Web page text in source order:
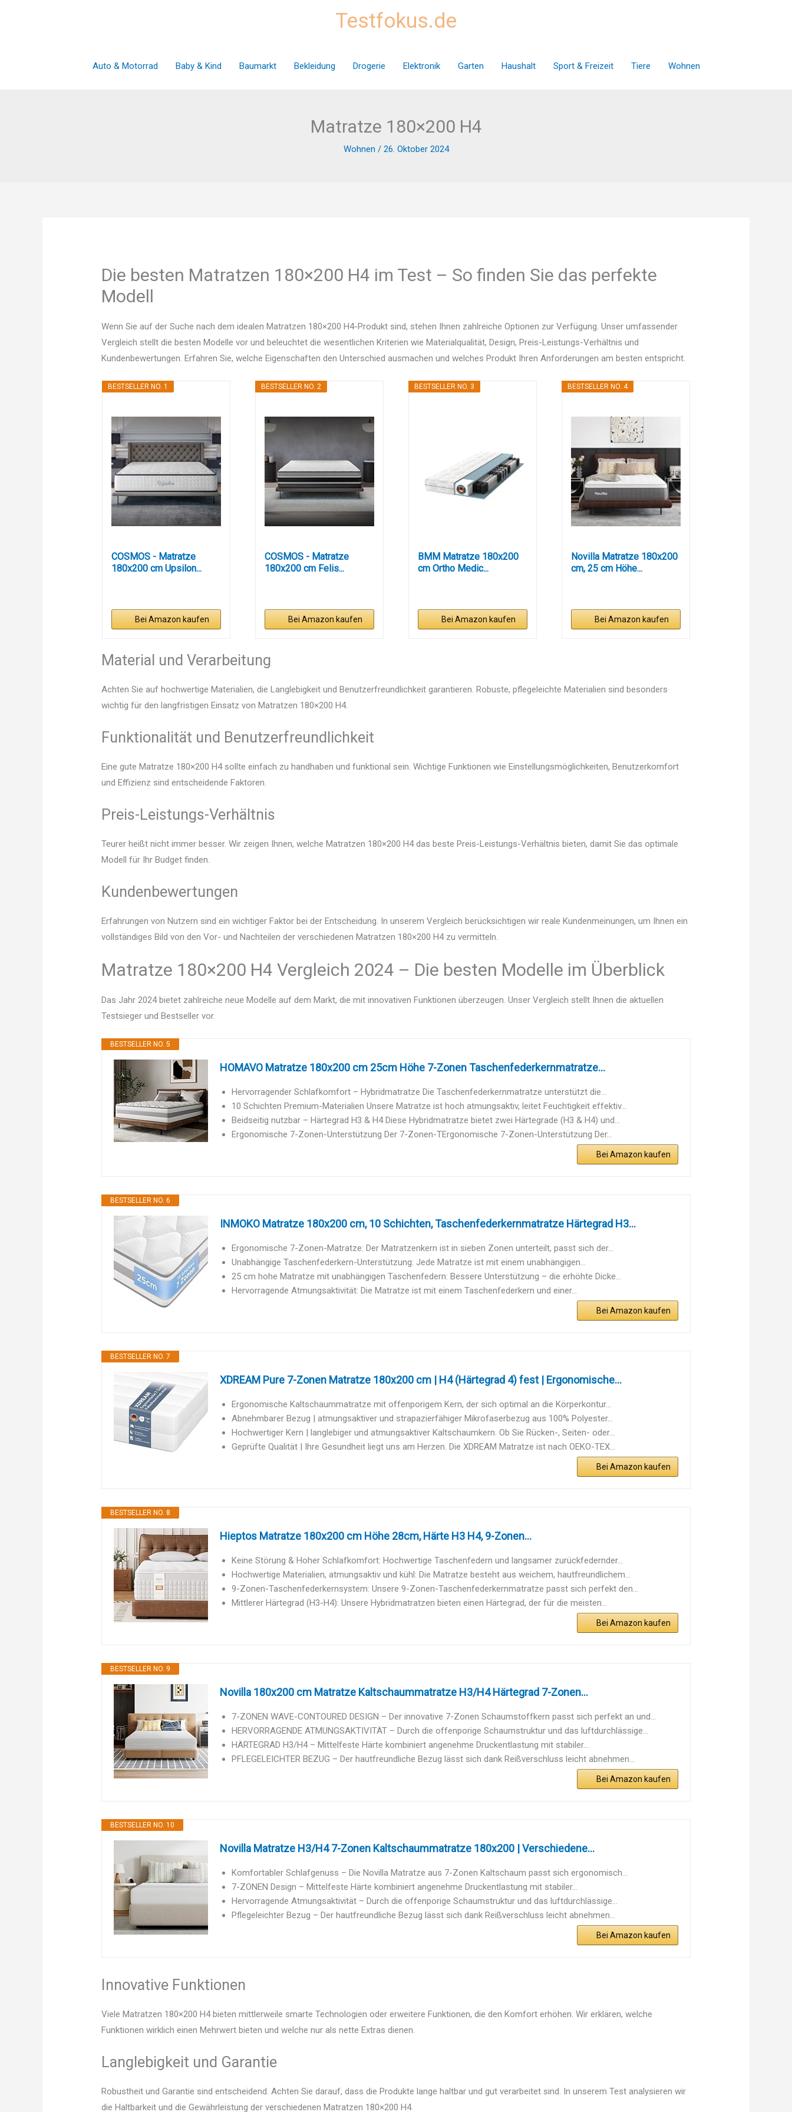
Testfokus.de
Auto & Motorrad Baby & Kind Baumarkt Bekleidung Drogerie Elektronik Garten Haushalt Sport & Freizeit Tiere Wohnen
Matratze 180×200 H4
Wohnen / 26. Oktober 2024
Die besten Matratzen 180×200 H4 im Test – So finden Sie das perfekte
Modell
Wenn Sie auf der Suche nach dem idealen Matratzen 180×200 H4-Produkt sind, stehen Ihnen zahlreiche Optionen zur Verfügung. Unser umfassender
Vergleich stellt die besten Modelle vor und beleuchtet die wesentlichen Kriterien wie Materialqualität, Design, Preis-Leistungs-Verhältnis und
Kundenbewertungen. Erfahren Sie, welche Eigenschaften den Unterschied ausmachen und welches Produkt Ihren Anforderungen am besten entspricht.
BESTSELLER NO. 1
COSMOS - Matratze
180x200 cm Upsilon...
Bei Amazon kaufen
BESTSELLER NO. 2
COSMOS - Matratze
180x200 cm Felis...
Bei Amazon kaufen
BESTSELLER NO. 3
BMM Matratze 180x200
cm Ortho Medic...
Bei Amazon kaufen
BESTSELLER NO. 4
Novilla Matratze 180x200
cm, 25 cm Höhe...
Bei Amazon kaufen
Material und Verarbeitung
Achten Sie auf hochwertige Materialien, die Langlebigkeit und Benutzerfreundlichkeit garantieren. Robuste, pflegeleichte Materialien sind besonders
wichtig für den langfristigen Einsatz von Matratzen 180×200 H4.
Funktionalität und Benutzerfreundlichkeit
Eine gute Matratze 180×200 H4 sollte einfach zu handhaben und funktional sein. Wichtige Funktionen wie Einstellungsmöglichkeiten, Benutzerkomfort
und Effizienz sind entscheidende Faktoren.
Preis-Leistungs-Verhältnis
Teurer heißt nicht immer besser. Wir zeigen Ihnen, welche Matratzen 180×200 H4 das beste Preis-Leistungs-Verhältnis bieten, damit Sie das optimale
Modell für Ihr Budget finden.
Kundenbewertungen
Erfahrungen von Nutzern sind ein wichtiger Faktor bei der Entscheidung. In unserem Vergleich berücksichtigen wir reale Kundenmeinungen, um Ihnen ein
vollständiges Bild von den Vor- und Nachteilen der verschiedenen Matratzen 180×200 H4 zu vermitteln.
Matratze 180×200 H4 Vergleich 2024 – Die besten Modelle im Überblick
Das Jahr 2024 bietet zahlreiche neue Modelle auf dem Markt, die mit innovativen Funktionen überzeugen. Unser Vergleich stellt Ihnen die aktuellen
Testsieger und Bestseller vor.
BESTSELLER NO. 5
HOMAVO Matratze 180x200 cm 25cm Höhe 7-Zonen Taschenfederkernmatratze...
Hervorragender Schlafkomfort – Hybridmatratze Die Taschenfederkernmatratze unterstützt die...
10 Schichten Premium-Materialien Unsere Matratze ist hoch atmungsaktiv, leitet Feuchtigkeit effektiv...
Beidseitig nutzbar – Härtegrad H3 & H4 Diese Hybridmatratze bietet zwei Härtegrade (H3 & H4) und...
Ergonomische 7-Zonen-Unterstützung Der 7-Zonen-TErgonomische 7-Zonen-Unterstützung Der...
Bei Amazon kaufen
BESTSELLER NO. 6
INMOKO Matratze 180x200 cm, 10 Schichten, Taschenfederkernmatratze Härtegrad H3...
Ergonomische 7-Zonen-Matratze: Der Matratzenkern ist in sieben Zonen unterteilt, passt sich der...
Unabhängige Taschenfederkern-Unterstützung: Jede Matratze ist mit einem unabhängigen...
25 cm hohe Matratze mit unabhängigen Taschenfedern: Bessere Unterstützung – die erhöhte Dicke...
Hervorragende Atmungsaktivität: Die Matratze ist mit einem Taschenfederkern und einer...
Bei Amazon kaufen
BESTSELLER NO. 7
XDREAM Pure 7-Zonen Matratze 180x200 cm | H4 (Härtegrad 4) fest | Ergonomische...
Ergonomische Kaltschaummatratze mit offenporigem Kern, der sich optimal an die Körperkontur...
Abnehmbarer Bezug | atmungsaktiver und strapazierfähiger Mikrofaserbezug aus 100% Polyester...
Hochwertiger Kern | langlebiger und atmungsaktiver Kaltschaumkern. Ob Sie Rücken-, Seiten- oder...
Geprüfte Qualität | Ihre Gesundheit liegt uns am Herzen. Die XDREAM Matratze ist nach OEKO-TEX...
Bei Amazon kaufen
BESTSELLER NO. 8
Hieptos Matratze 180x200 cm Höhe 28cm, Härte H3 H4, 9-Zonen...
Keine Störung & Hoher Schlafkomfort: Hochwertige Taschenfedern und langsamer zurückfedernder...
Hochwertige Materialien, atmungsaktiv und kühl: Die Matratze besteht aus weichem, hautfreundlichem...
9-Zonen-Taschenfederkernsystem: Unsere 9-Zonen-Taschenfederkernmatratze passt sich perfekt den...
Mittlerer Härtegrad (H3-H4): Unsere Hybridmatratzen bieten einen Härtegrad, der für die meisten...
Bei Amazon kaufen
BESTSELLER NO. 9
Novilla 180x200 cm Matratze Kaltschaummatratze H3/H4 Härtegrad 7-Zonen...
7-ZONEN WAVE-CONTOURED DESIGN – Der innovative 7-Zonen Schaumstoffkern passt sich perfekt an und...
HERVORRAGENDE ATMUNGSAKTIVITÄT – Durch die offenporige Schaumstruktur und das luftdurchlässige...
HÄRTEGRAD H3/H4 – Mittelfeste Härte kombiniert angenehme Druckentlastung mit stabiler...
PFLEGELEICHTER BEZUG – Der hautfreundliche Bezug lässt sich dank Reißverschluss leicht abnehmen...
Bei Amazon kaufen
BESTSELLER NO. 10
Novilla Matratze H3/H4 7-Zonen Kaltschaummatratze 180x200 | Verschiedene...
Komfortabler Schlafgenuss – Die Novilla Matratze aus 7-Zonen Kaltschaum passt sich ergonomisch...
7-ZONEN Design – Mittelfeste Härte kombiniert angenehme Druckentlastung mit stabiler...
Hervorragende Atmungsaktivität – Durch die offenporige Schaumstruktur und das luftdurchlässige...
Pflegeleichter Bezug – Der hautfreundliche Bezug lässt sich dank Reißverschluss leicht abnehmen...
Bei Amazon kaufen
Innovative Funktionen
Viele Matratzen 180×200 H4 bieten mittlerweile smarte Technologien oder erweitere Funktionen, die den Komfort erhöhen. Wir erklären, welche
Funktionen wirklich einen Mehrwert bieten und welche nur als nette Extras dienen.
Langlebigkeit und Garantie
Robustheit und Garantie sind entscheidend. Achten Sie darauf, dass die Produkte lange haltbar und gut verarbeitet sind. In unserem Test analysieren wir
die Haltbarkeit und die Gewährleistung der verschiedenen Matratzen 180×200 H4.